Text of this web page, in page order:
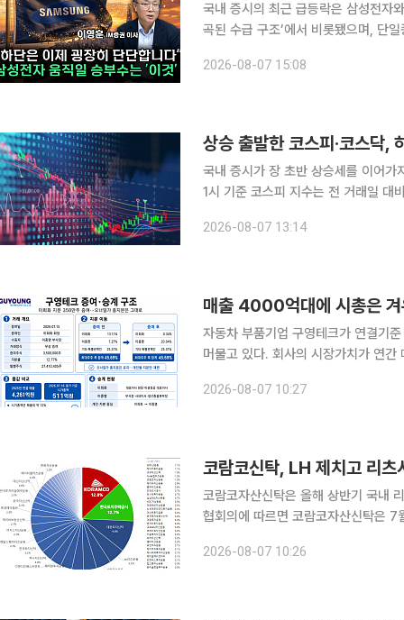
국내 증시의 최근 급등락은 삼성전자
곡된 수급 구조’에서 비롯됐으며, 단
TV ‘찐코노미’(연출 이은지)에 출연
2026-08-07 15:08
상승 출발한 코스피·코스닥
국내 증시가 장 초반 상승세를 이어가지 못하고 하락
1시 기준 코스피 지수는 전 거래일
오르기도 했으나, 이내 하락 전환했다.
2026-08-07 13:14
자동차 부품기업 구영테크가 연결기
머물고 있다. 회사의 시장가치가 연
여하면서 이 부사장의 개인 지분율
2026-08-07 10:27
코람코신탁, LH 제치고 리
코람코자산신탁은 올해 상반기 국내 리
협회의에 따르면 코람코자산신탁은
(LH)는 31개 리츠, 16조1836억 원(
2026-08-07 10:26